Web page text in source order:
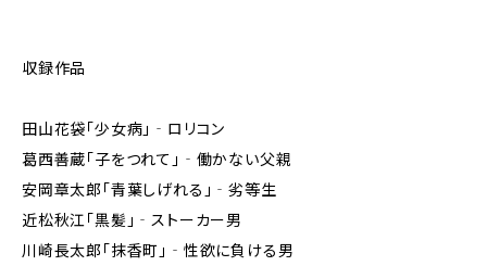
収録作品
田山花袋「少女病」‐ロリコン
葛西善蔵「子をつれて」‐働かない父親
安岡章太郎「青葉しげれる」‐劣等生
近松秋江「黒髪」‐ストーカー男
川崎長太郎「抹香町」‐性欲に負ける男